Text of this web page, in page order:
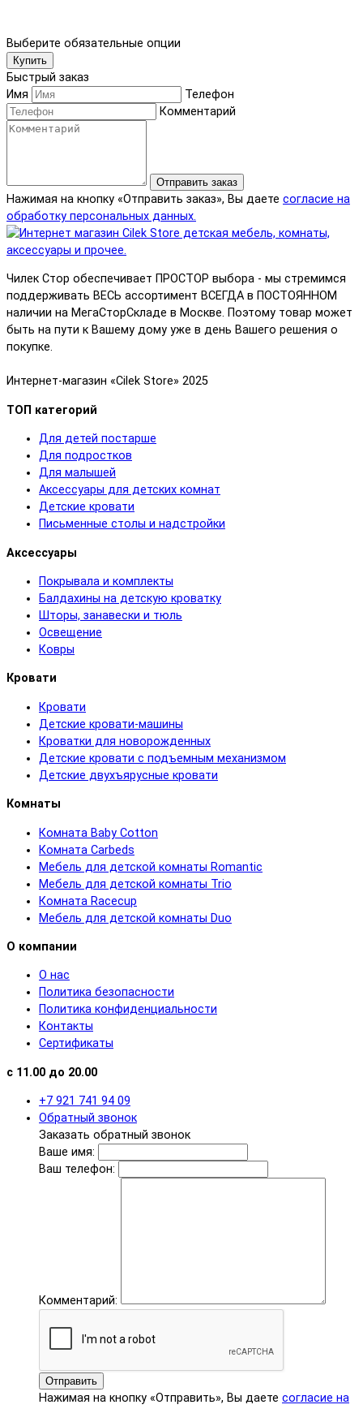
Выберите обязательные опции
Купить
Быстрый заказ
Имя
Телефон
Комментарий
Отправить заказ
Нажимая на кнопку «Отправить заказ», Вы даете согласие на
обработку персональных данных.
Чилек Стор обеспечивает ПРОСТОР выбора - мы стремимся
поддерживать ВЕСЬ ассортимент ВСЕГДА в ПОСТОЯННОМ
наличии на МегаСторСкладе в Москве. Поэтому товар может
быть на пути к Вашему дому уже в день Вашего решения о
покупке.
Интернет-магазин «Cilek Store» 2025
ТОП категорий
Для детей постарше
Для подростков
Для малышей
Аксессуары для детских комнат
Детские кровати
Письменные столы и надстройки
Аксессуары
Покрывала и комплекты
Балдахины на детскую кроватку
Шторы, занавески и тюль
Освещение
Ковры
Кровати
Кровати
Детские кровати-машины
Кроватки для новорожденных
Детские кровати с подъемным механизмом
Детские двухъярусные кровати
Комнаты
Комната Baby Cotton
Комната Carbeds
Мебель для детской комнаты Romantic
Мебель для детской комнаты Trio
Комната Racecup
Мебель для детской комнаты Duo
О компании
О нас
Политика безопасности
Политика конфиденциальности
Контакты
Сертификаты
с 11.00 до 20.00
+7 921 741 94 09
Обратный звонок
Заказать обратный звонок
Ваше имя:
Ваш телефон:
Комментарий:
Отправить
Нажимая на кнопку «Отправить», Вы даете согласие на